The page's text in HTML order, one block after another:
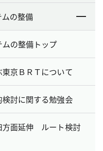
の整備
の整備トップ
京ＢＲＴについて
討に関する勉強会
方面延伸 ルート検討